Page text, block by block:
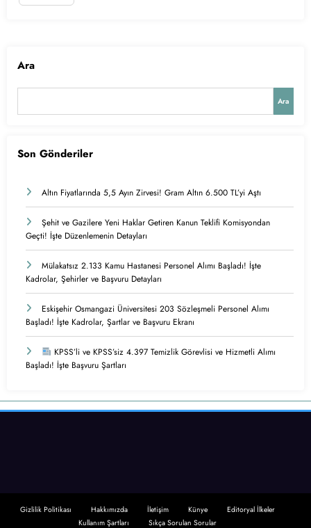
Ara
Ara
Son Gönderiler
Altın Fiyatlarında 5,5 Ayın Zirvesi! Gram Altın 6.500 TL’yi Aştı
Şehit ve Gazilere Yeni Haklar Getiren Kanun Teklifi Komisyondan
Geçti! İşte Düzenlemenin Detayları
Mülakatsız 2.133 Kamu Hastanesi Personel Alımı Başladı! İşte
Kadrolar, Şehirler ve Başvuru Detayları
Eskişehir Osmangazi Üniversitesi 203 Sözleşmeli Personel Alımı
Başladı! İşte Kadrolar, Şartlar ve Başvuru Ekranı
KPSS’li ve KPSS’siz 4.397 Temizlik Görevlisi ve Hizmetli Alımı
Başladı! İşte Başvuru Şartları
Gizlilik Politikası Hakkımızda İletişim Künye
Editoryal İlkeler
Kullanım Şartları
Sıkça Sorulan Sorular